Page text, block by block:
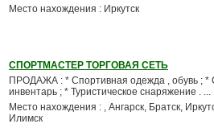
Место нахождения : Иркутск
СПОРТМАСТЕР ТОРГОВАЯ СЕТЬ
ПРОДАЖА : * Спортивная одежда , обувь ; *
инвентарь ; * Туристическое снаряжение . ...
Место нахождения : , Ангарск, Братск,
Илимск